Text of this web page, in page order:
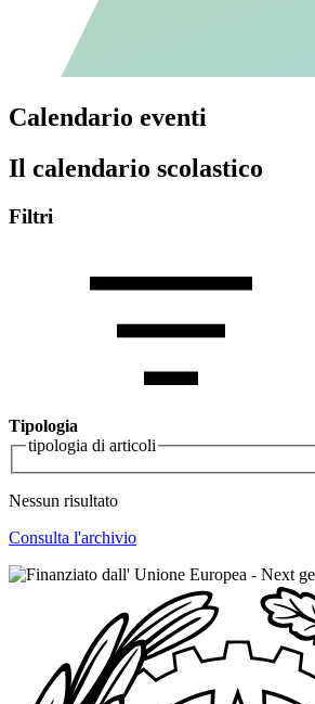
Calendario eventi
Il calendario scolastico
Filtri
Tipologia
tipologia di articoli
Nessun risultato
Consulta l'archivio